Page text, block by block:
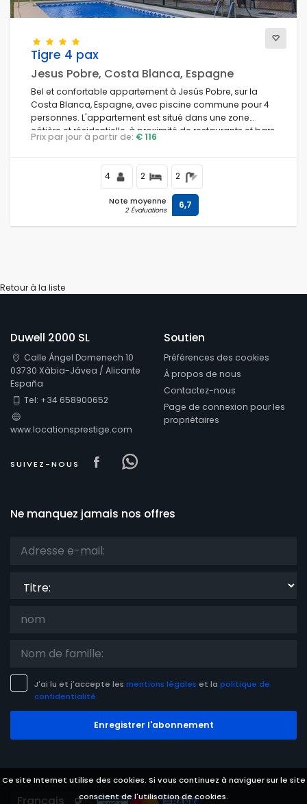
Ce site Internet utilise des cookies. Si vous continuez à naviguer sur le site
conscient de l'utilisation de cookies.
Tigre 4 pax
Jesus Pobre, Costa Blanca, Espagne
Bel et confortable appartement à Jesús Pobre, sur la
Costa Blanca, Espagne, avec piscine commune pour 4
personnes. L'appartement est situé dans une zone
côtière et résidentielle, à proximité de restaurants et bars,
commerces et supermarchés.
Prix par jour à partir de: € 116
4 2 2
Note moyenne
2 Évaluations 6,7
Retour à la liste
Duwell 2000 SL
Calle Ángel Domenech 10
03730 Xàbia-Jávea / Alicante
España
Tel: +34 658900652
www.locationsprestige.com
SUIVEZ-NOUS Visit our Facebook page
Visit our
Soutien
Préférences des cookies
À propos de nous
Contactez-nous
Page de connexion pour les
propriétaires
Ne manquez jamais nos offres
J'ai lu et j'accepte les mentions légales et la politique de
confidentialité.
Enregistrer l'abonnement
Languages